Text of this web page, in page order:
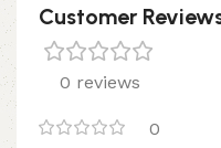
Customer
0 reviews
0